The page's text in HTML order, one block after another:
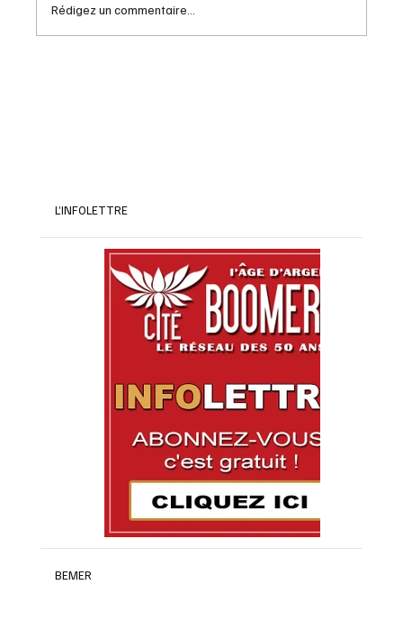
Rédigez un commentaire...
L’INFOLETTRE
BEMER